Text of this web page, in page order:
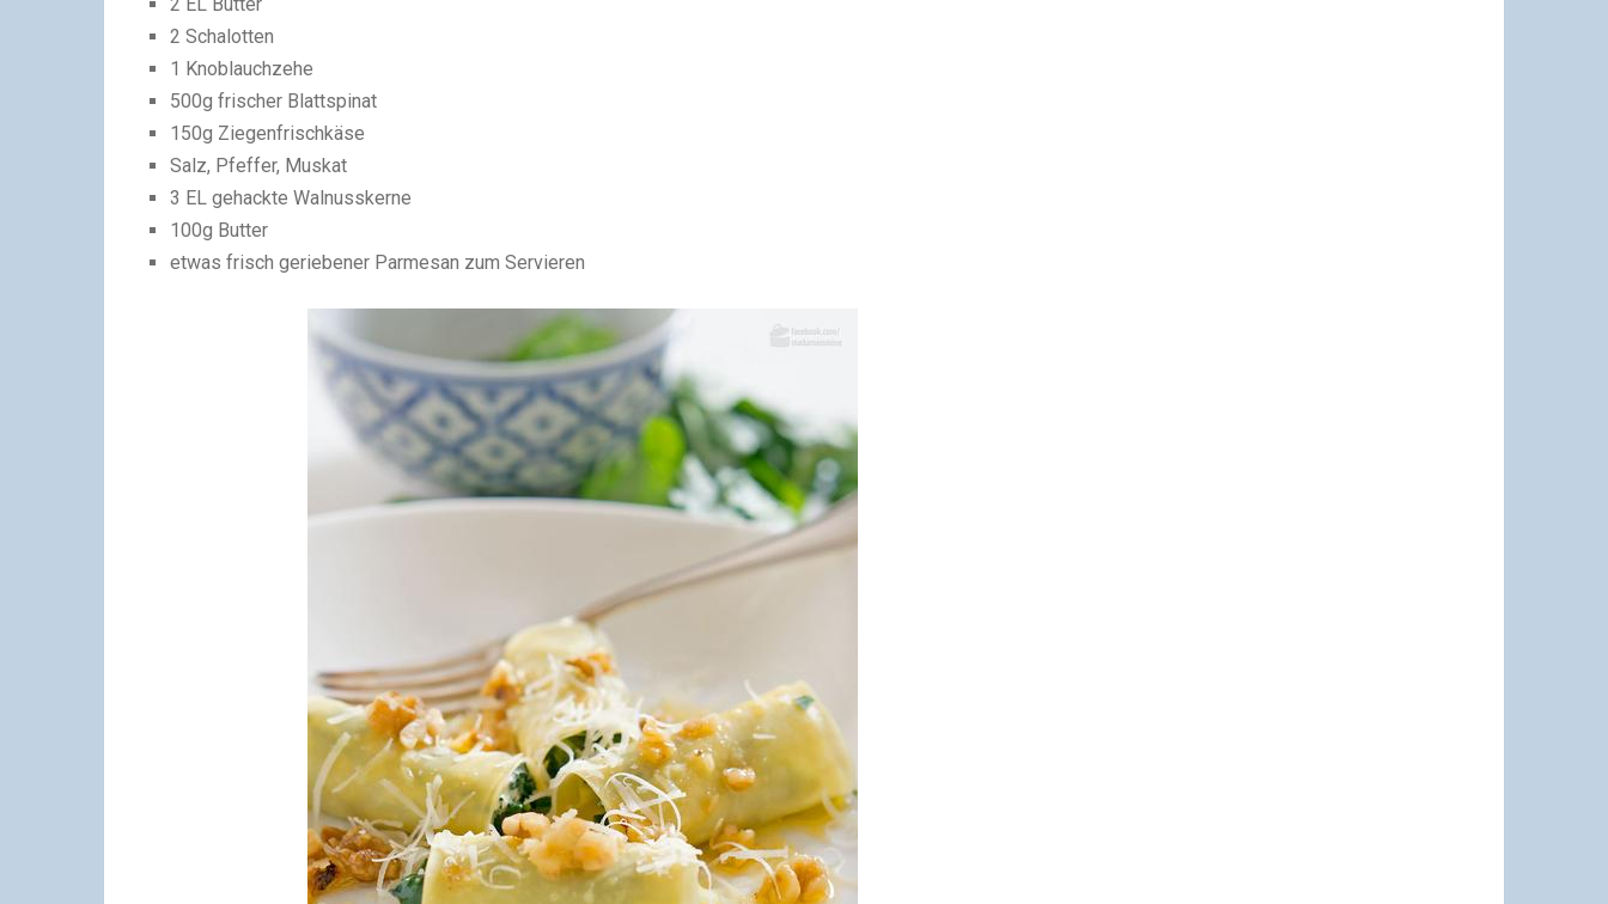
2 Schalotten
1 Knoblauchzehe
500g frischer Blattspinat
150g Ziegenfrischkäse
Salz, Pfeffer, Muskat
3 EL gehackte Walnusskerne
100g Butter
etwas frisch geriebener Parmesan zum Servieren